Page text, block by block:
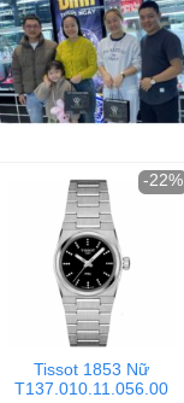
Tissot 1853 Nữ
T137.010.11.056.00
-22%